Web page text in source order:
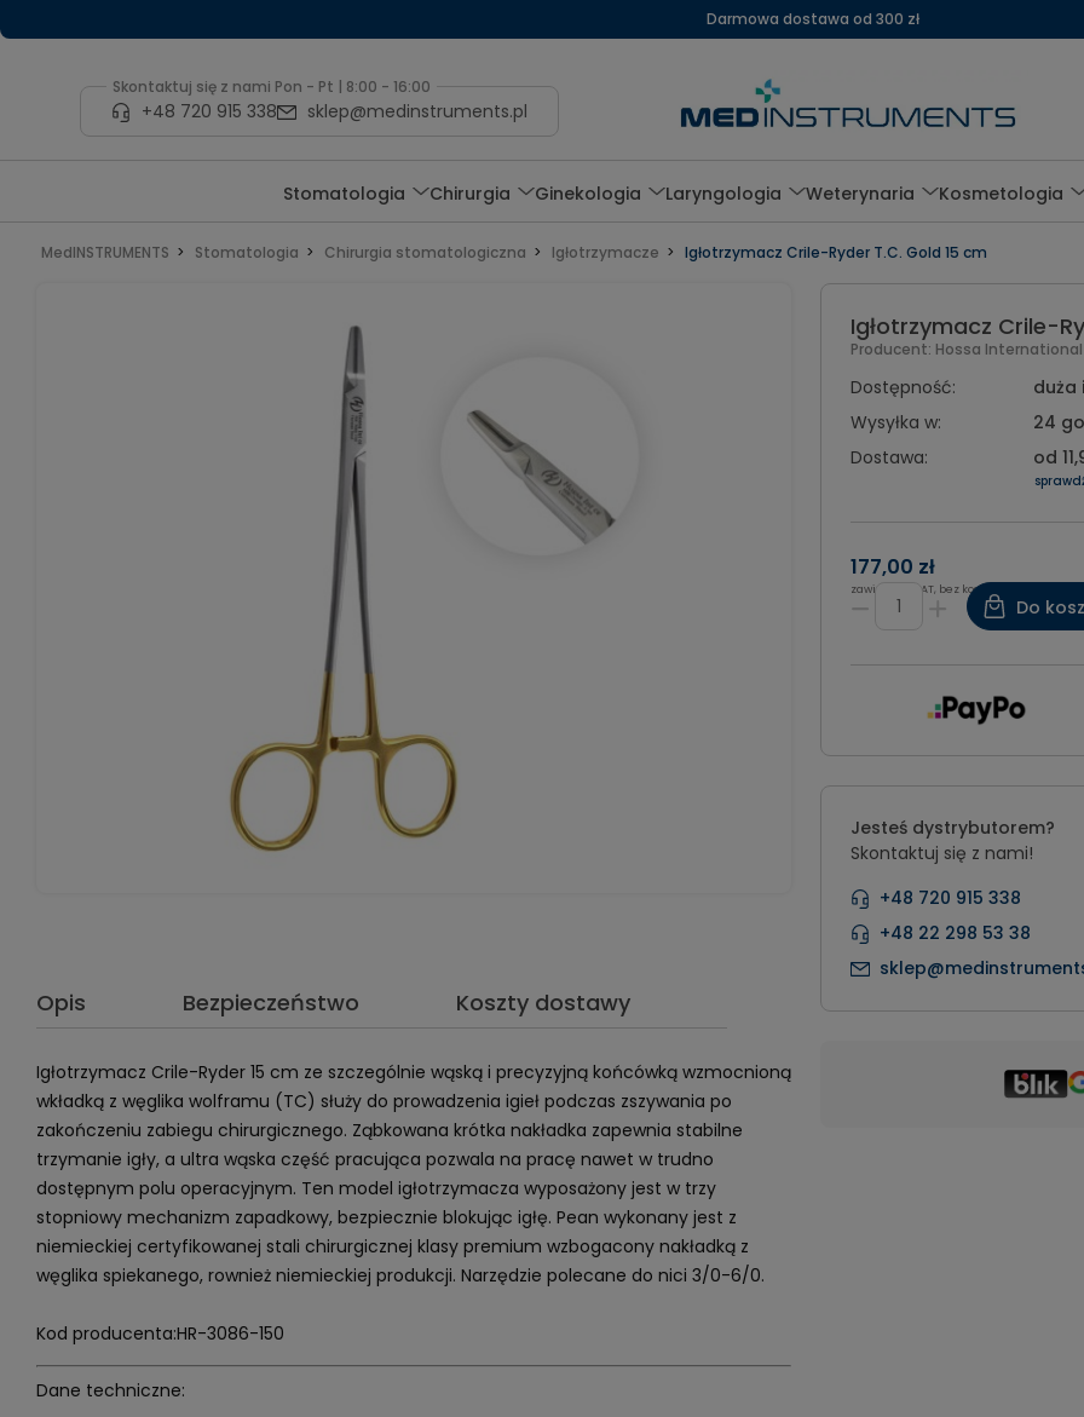
Darmowa dostawa od 300 zł
Skontaktuj się z nami Pon - Pt | 8:00 - 16:00
+48 720 915 338 sklep@medinstruments.pl
Stomatologia Chirurgia Ginekologia Laryngologia Weterynaria Kosmetologia
MedINSTRUMENTS Stomatologia Chirurgia stomatologiczna Igłotrzymacze Igłotrzymacz Crile-Ryder T.C. Gold 15 cm
Opis Bezpieczeństwo Koszty dostawy
Igłotrzymacz Crile-Ryder 15 cm ze szczególnie wąską i precyzyjną końcówką wzmocnioną
wkładką z węglika wolframu (TC) służy do prowadzenia igieł podczas zszywania po
zakończeniu zabiegu chirurgicznego. Ząbkowana krótka nakładka zapewnia stabilne
trzymanie igły, a ultra wąska część pracująca pozwala na pracę nawet w trudno
dostępnym polu operacyjnym. Ten model igłotrzymacza wyposażony jest w trzy
stopniowy mechanizm zapadkowy, bezpiecznie blokując igłę. Pean wykonany jest z
niemieckiej certyfikowanej stali chirurgicznej klasy premium wzbogacony nakładką z
węglika spiekanego, rownież niemieckiej produkcji. Narzędzie polecane do nici 3/0-6/0.
Kod producenta:HR-3086-150
Dane techniczne:
Igłotrzymacz Crile-
Producent: Hossa International
Dostępność:
duża
Wysyłka w:
24
Dostawa:
od
177,00 zł
zawiera 8% VAT, bez kosztów dostawy
Do
Jesteś dystrybutorem?
Skontaktuj się z nami!
+48 720 915 338
+48 22 298 53 38